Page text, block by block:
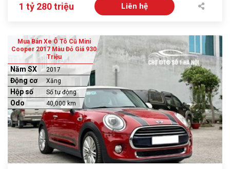
1 tỷ 280 triệu Liên hệ
Mua Bán Xe Ô Tô Cũ Mini
Cooper 2017 Màu Đỏ Giá 930
Triệu
Năm SX 2017
Động cơ Xăng
Hộp số Số tự động
Odo 40,000 km